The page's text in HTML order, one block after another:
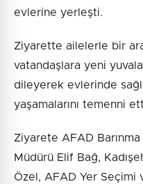
evlerine yerleşti.
Ziyarette ailelerle bir
vatandaşlara yeni
dileyerek evlerinde
yaşamalarını temenni
Ziyarete AFAD Barınma
Müdürü Elif Bağ,
Özel, AFAD Yer Seçimi